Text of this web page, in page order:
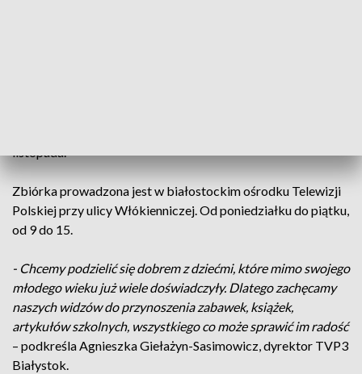
listopada.
Zbiórka prowadzona jest w białostockim ośrodku Telewizji
Polskiej przy ulicy Włókienniczej. Od poniedziałku do piątku,
od 9 do 15.
- Chcemy podzielić się dobrem z dziećmi, które mimo swojego
młodego wieku już wiele doświadczyły. Dlatego zachęcamy
naszych widzów do przynoszenia zabawek, książek,
artykułów szkolnych, wszystkiego co może sprawić im radość
– podkreśla Agnieszka Giełażyn-Sasimowicz, dyrektor TVP3
Białystok.